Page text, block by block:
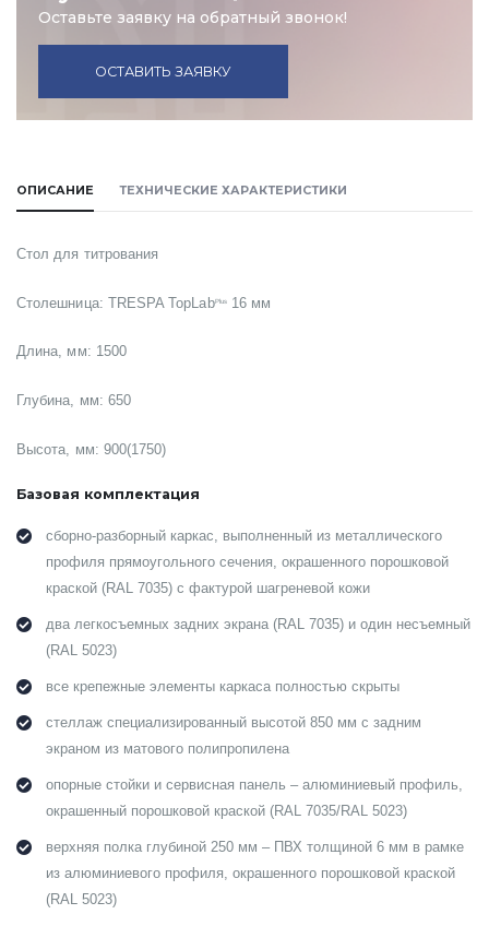
Оставьте заявку на обратный звонок!
ОСТАВИТЬ ЗАЯВКУ
ОПИСАНИЕ ТЕХНИЧЕСКИЕ ХАРАКТЕРИСТИКИ
Стол для титрования
Столешница: TRESPA TopLabPlus16 мм
Длина, мм: 1500
Глубина, мм: 650
Высота, мм: 900(1750)
Базовая комплектация
сборно-разборный каркас, выполненный из металлического
профиля прямоугольного сечения, окрашенного порошковой
краской (RAL 7035) с фактурой шагреневой кожи
два легкосъемных задних экрана (RAL 7035) и один несъемный
(RAL 5023)
все крепежные элементы каркаса полностью скрыты
стеллаж специализированный высотой 850 мм с задним
экраном из матового полипропилена
опорные стойки и сервисная панель – алюминиевый профиль,
окрашенный порошковой краской (RAL 7035/RAL 5023)
верхняя полка глубиной 250 мм – ПВХ толщиной 6 мм в рамке
из алюминиевого профиля, окрашенного порошковой краской
(RAL 5023)